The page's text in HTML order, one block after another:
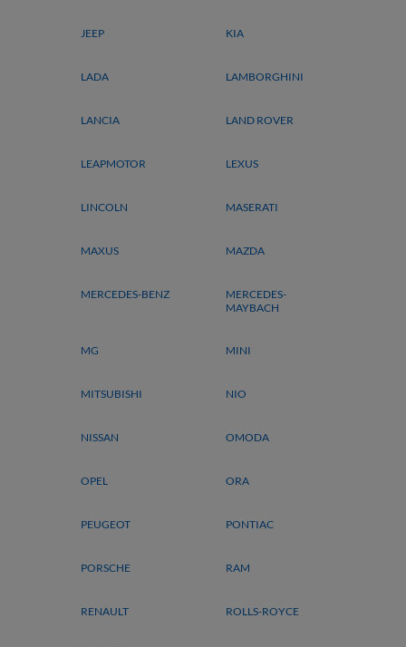
JEEP KIA
LADA LAMBORGHINI
LANCIA LAND ROVER
LEAPMOTOR LEXUS
LINCOLN MASERATI
MAXUS MAZDA
MERCEDES-BENZ
MERCEDES-
MAYBACH
MG MINI
MITSUBISHI NIO
NISSAN OMODA
OPEL ORA
PEUGEOT PONTIAC
PORSCHE RAM
RENAULT ROLLS-ROYCE